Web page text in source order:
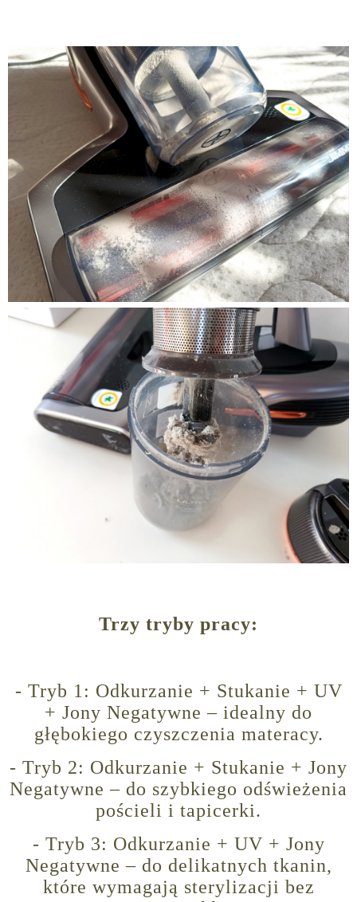
Trzy tryby pracy:
- Tryb 1: Odkurzanie + Stukanie + UV
+ Jony Negatywne – idealny do
głębokiego czyszczenia materacy.
- Tryb 2: Odkurzanie + Stukanie + Jony
Negatywne – do szybkiego odświeżenia
pościeli i tapicerki.
- Tryb 3: Odkurzanie + UV + Jony
Negatywne – do delikatnych tkanin,
które wymagają sterylizacji bez